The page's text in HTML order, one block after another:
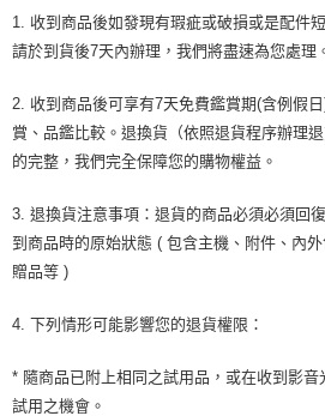
1. 收到商品後如發現有瑕疵或破損或是配件
請於到貨後7天內辦理，我們將盡速為您處理
2. 收到商品後可享有7天免費鑑賞期(含例假
賞、品鑑比較。退換貨（依照退貨程序辦理
的完整，我們完全保障您的購物權益。
3. 退換貨注意事項：退貨的商品必須必須回
到商品時的原始狀態 ( 包含主機、附件、內
贈品等 )
4. 下列情形可能影響您的退貨權限：
* 隨商品已附上相同之試用品，或在收到影音
試用之機會。